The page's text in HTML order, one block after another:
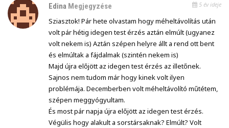
Edina Megjegyzése 5 év ideje
Sziasztok! Pár hete olvastam hogy méheltávolítás után
volt pár hétig idegen test érzés aztán elmúlt (ugyanez
volt nekem is) Aztán szépen helyre állt a rend ott bent
és elmúltak a fájdalmak (szintén nekem is)
Majd újra előjött az idegen test érzés az illetőnek.
Sajnos nem tudom már hogy kinek volt ilyen
problémája. Decemberben volt méheltávolító műtétem,
szépen meggyógyultam.
És most pár napja újra előjött az idegen test érzés.
Végülis hogy alakult a sorstársaknak? Elmúlt? Volt